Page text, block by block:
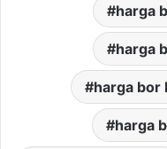
harga
harga
harga bor
harga